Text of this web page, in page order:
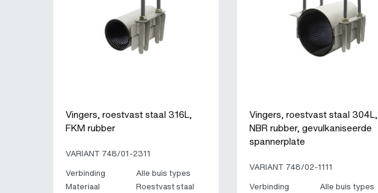
Vingers, roestvast staal 316L,
FKM rubber
VARIANT 748/01-2311
Verbinding
Alle buis types
Materiaal
Roestvast staal
Vingers, roestvast staal 304L,
NBR rubber, gevulkaniseerde
spannerplate
VARIANT 748/02-1111
Verbinding
Alle buis types